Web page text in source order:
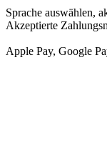
Sprache auswählen,
Akzeptierte
Apple Pay, Google